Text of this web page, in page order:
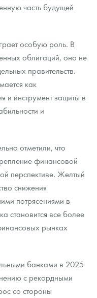
часть будущей
особую роль. В
облигаций, оно не
правительств.
как
и инструмент защиты в
и
отметили, что
финансовой
перспективе. Желтый
снижения
потрясениями в
становится все более
рынках
банками в 2025
с рекордными
со стороны